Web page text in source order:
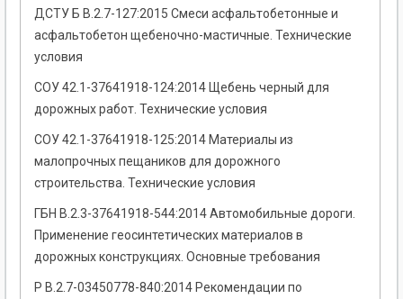
ДСТУ Б В.2.7-127:2015 Смеси асфальтобетонные и
асфальтобетон щебеночно-мастичные. Технические
условия
СОУ 42.1-37641918-124:2014 Щебень черный для
дорожных работ. Технические условия
СОУ 42.1-37641918-125:2014 Материалы из
малопрочных пещаников для дорожного
строительства. Технические условия
ГБН В.2.3-37641918-544:2014 Автомобильные дороги.
Применение геосинтетических материалов в
дорожных конструкциях. Основные требования
Р В.2.7-03450778-840:2014 Рекомендации по